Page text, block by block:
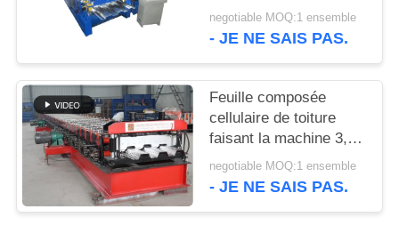
laminent à froid former
l'équipement de
negotiable MOQ:1 ensemble
- JE NE SAIS PAS.
Feuille composée
cellulaire de toiture
faisant la machine 3,0"
largeur 0.8-2.0MM
épaisseur
negotiable MOQ:1 ensemble
- JE NE SAIS PAS.